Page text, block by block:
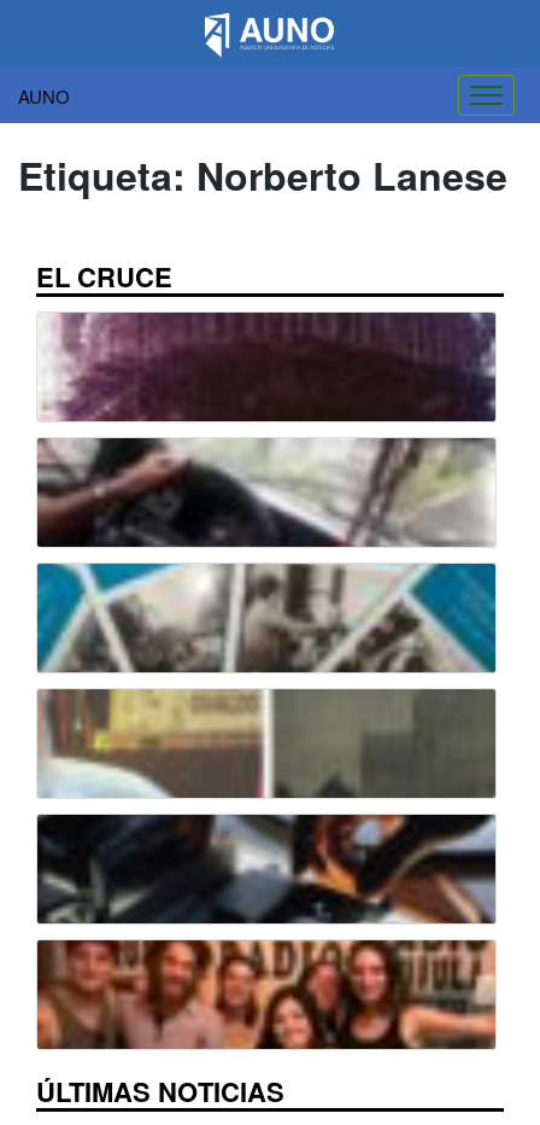
AUNO
contenido
Etiqueta: Norberto Lanese
EL CRUCE
ÚLTIMAS NOTICIAS